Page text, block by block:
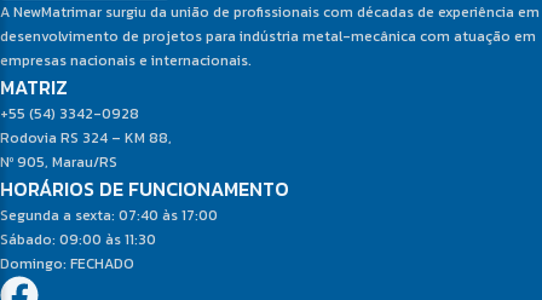
A NewMatrimar surgiu da união de profissionais com décadas de experiência em
desenvolvimento de projetos para indústria metal-mecânica com atuação em
empresas nacionais e internacionais.
MATRIZ
+55 (54) 3342-0928
Rodovia RS 324 – KM 88,
Nº 905, Marau/RS
HORÁRIOS DE FUNCIONAMENTO
Segunda a sexta: 07:40 às 17:00
Sábado: 09:00 às 11:30
Domingo: FECHADO